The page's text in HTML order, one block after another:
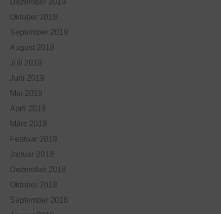
Oktober 2019
September 2019
August 2019
Juli 2019
Juni 2019
Mai 2019
April 2019
März 2019
Februar 2019
Januar 2019
Dezember 2018
Oktober 2018
September 2018